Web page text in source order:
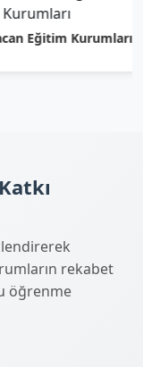
Kurumları
rekabet
öğrenme